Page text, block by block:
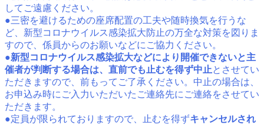
してご遠慮ください。
●三密を避けるための座席配置の工夫や随時換気を行うな
ど、新型コロナウイルス感染拡大防止の万全な対策を図りま
すので、係員からのお願いなどにご協力ください。
●新型コロナウイルス感染拡大などにより開催できないと主
催者が判断する場合は、直前でも止むを得ず中止とさせてい
ただきますので、前もってご了承ください。中止の場合は、
お申込み時にご入力いただいたご連絡先にご連絡をさせてい
ただきます。
●定員が限られておりますので、止むを得ずキャンセルされ